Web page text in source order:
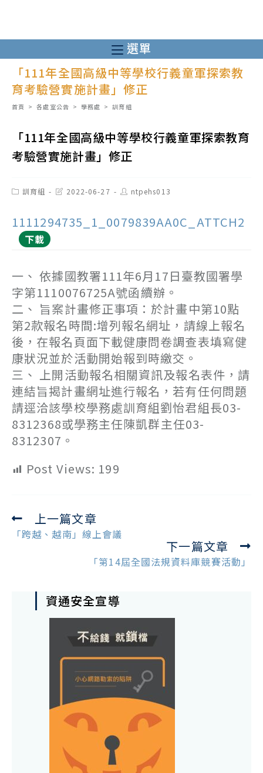
至
主
選單
「111年全國高級中等學校行義童軍探索教
育考驗營實施計畫」修正
首頁 > 各處室公告 > 學務處 > 訓育組
「111年全國高級中等學校行義童軍探索教育
考驗營實施計畫」修正
Post訓育組
Post2022-06-27
Post
author:
ntpehs013
1111294735_1_0079839AA0C_ATTCH2
下載
一、 依據國教署111年6月17日臺教國署學
字第1110076725A號函續辦。
二、 旨案計畫修正事項：於計畫中第10點
第2款報名時間:增列報名網址，請線上報名
後，在報名頁面下載健康問卷調查表填寫健
康狀況並於活動開始報到時繳交。
三、 上開活動報名相關資訊及報名表件，請
連結旨揭計畫網址進行報名，若有任何問題
請逕洽該學校學務處訓育組劉怡君組長03-
8312368或學務主任陳凱群主任03-
8312307。
Post Views: 199
Read
more
上一篇文章
「跨越、越南」線上會議
下一篇文章
「第14屆全國法規資料庫競賽活動」
資通安全宣導